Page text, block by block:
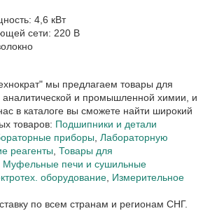
4,6 кВт
сети: 220 В
мы предлагаем товары для
и промышленной химии, и
в каталоге вы сможете найти широкий
товаров: Подшипники и детали
приборы, Лабораторную
реагенты, Товары для
Муфельные печи и сушильные
оборудование, Измерительное
по всем странам и регионам СНГ.